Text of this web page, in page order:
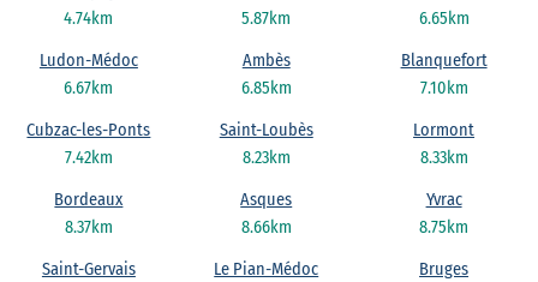
4.74km
5.87km
6.65km
6.67km
Ludon-Médoc
6.85km
Ambès
7.10km
Blanquefort
7.42km
Cubzac-les-Ponts
8.23km
Saint-Loubès
8.33km
Lormont
8.37km
Bordeaux
8.66km
Asques
8.75km
Yvrac
Saint-Gervais
Le Pian-Médoc
Bruges